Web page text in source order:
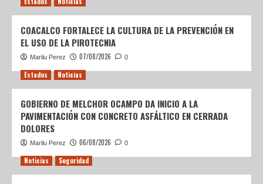
COACALCO FORTALECE LA CULTURA DE LA PREVENCIÓN EN
EL USO DE LA PIROTECNIA
Marilu Perez 07/08/2026 0
Estados Noticias
GOBIERNO DE MELCHOR OCAMPO DA INICIO A LA
PAVIMENTACIÓN CON CONCRETO ASFÁLTICO EN CERRADA
DOLORES
Marilu Perez 06/08/2026 0
Noticias Seguridad